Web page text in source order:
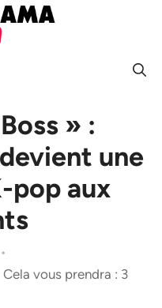
» :
une
pop aux
•
Cela vous prendra : 3